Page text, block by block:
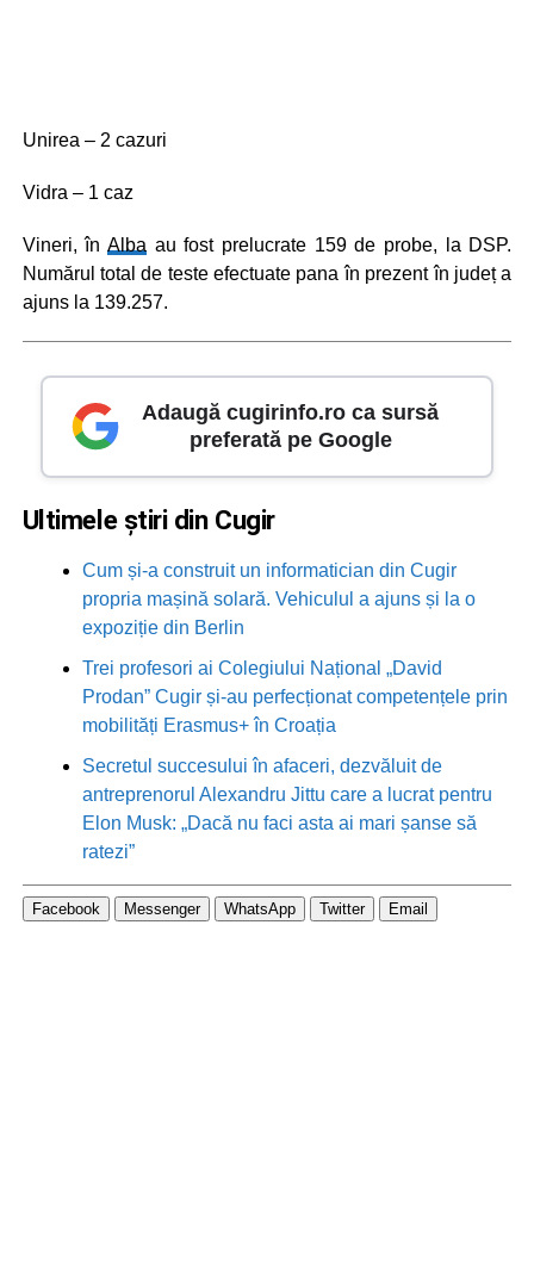
Unirea – 2 cazuri
Vidra – 1 caz
Vineri, în Alba au fost prelucrate 159 de probe, la DSP.
Numărul total de teste efectuate pana în prezent în județ a
ajuns la 139.257.
Adaugă cugirinfo.ro ca sursă
preferată pe Google
Ultimele știri din Cugir
Cum și-a construit un informatician din Cugir
propria mașină solară. Vehiculul a ajuns și la o
expoziție din Berlin
Trei profesori ai Colegiului Național „David
Prodan” Cugir și-au perfecționat competențele prin
mobilități Erasmus+ în Croația
Secretul succesului în afaceri, dezvăluit de
antreprenorul Alexandru Jittu care a lucrat pentru
Elon Musk: „Dacă nu faci asta ai mari șanse să
ratezi”
Facebook Messenger WhatsApp Twitter Email